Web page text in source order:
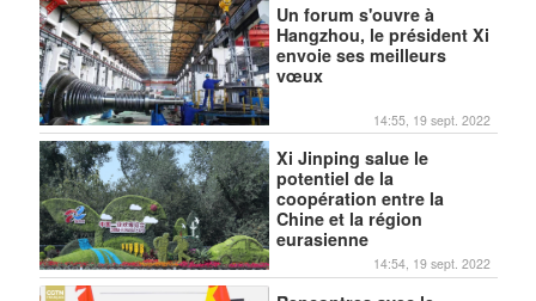
Un forum s'ouvre à
Hangzhou, le président Xi
envoie ses meilleurs
vœux
14:55, 19 sept. 2022
Xi Jinping salue le
potentiel de la
coopération entre la
Chine et la région
eurasienne
14:54, 19 sept. 2022